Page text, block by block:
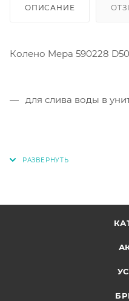
ОПИСАНИЕ
Колено Mepa 590228
для слива воды в